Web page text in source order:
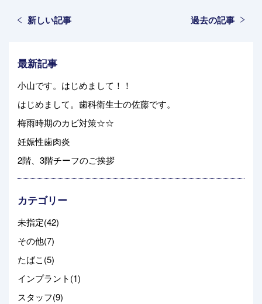
新しい記事 過去の記事
最新記事
小山です。はじめまして！！
はじめまして。歯科衛生士の佐藤です。
梅雨時期のカビ対策☆☆
妊娠性歯肉炎
2階、3階チーフのご挨拶
カテゴリー
未指定(42)
その他(7)
たばこ(5)
インプラント(1)
スタッフ(9)